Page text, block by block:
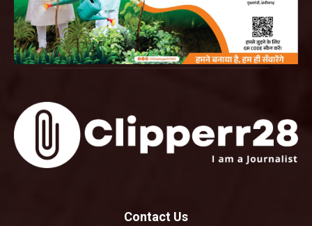
Contact Us